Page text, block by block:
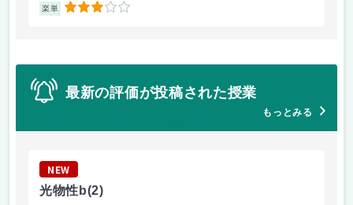
楽単 3
最新の評価が投稿された授業
もっとみる
NEW
光物性b(2)